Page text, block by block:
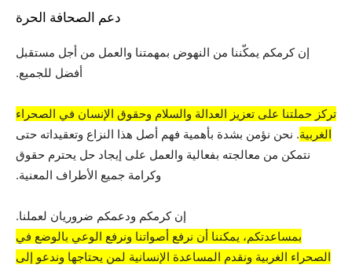
دعم الصحافة الحرة
إن كرمكم يمكّننا من النهوض بمهمتنا والعمل من أجل مستقبل
أفضل للجميع.
تركز حملتنا على تعزيز العدالة والسلام وحقوق الإنسان في الصحراء
الغربية. نحن نؤمن بشدة بأهمية فهم أصل هذا النزاع وتعقيداته حتى
نتمكن من معالجته بفعالية والعمل على إيجاد حل يحترم حقوق
وكرامة جميع الأطراف المعنية.
إن كرمكم ودعمكم ضروريان لعملنا.
بمساعدتكم، يمكننا أن نرفع أصواتنا ونرفع الوعي بالوضع في
الصحراء الغربية ونقدم المساعدة الإنسانية لمن يحتاجها وندعو إلى